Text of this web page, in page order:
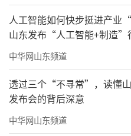
殖加工与生态涵养、
度融合。临港双循环
仅打造了国际物流园
一批物流贸易业态，
济深度融合，打造了
中心等智算平台，促
数字经济融合发展。
人工智能如何快步挺进产业
山东发布“人工智能+制造”
中华网山东频道
透过三个“不寻常”，读懂
发布会的背后深意
中华网山东频道